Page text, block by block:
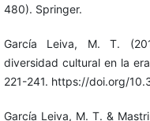
480). Springer.
García Leiva, M. T.
diversidad cultural en la
221-241. https://doi.org/
García Leiva, M. T. &